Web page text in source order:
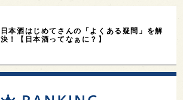
日本酒はじめてさんの「よくある疑問」を解
決！【日本酒ってなぁに？】